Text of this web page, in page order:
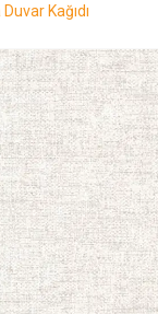
Kağıdı